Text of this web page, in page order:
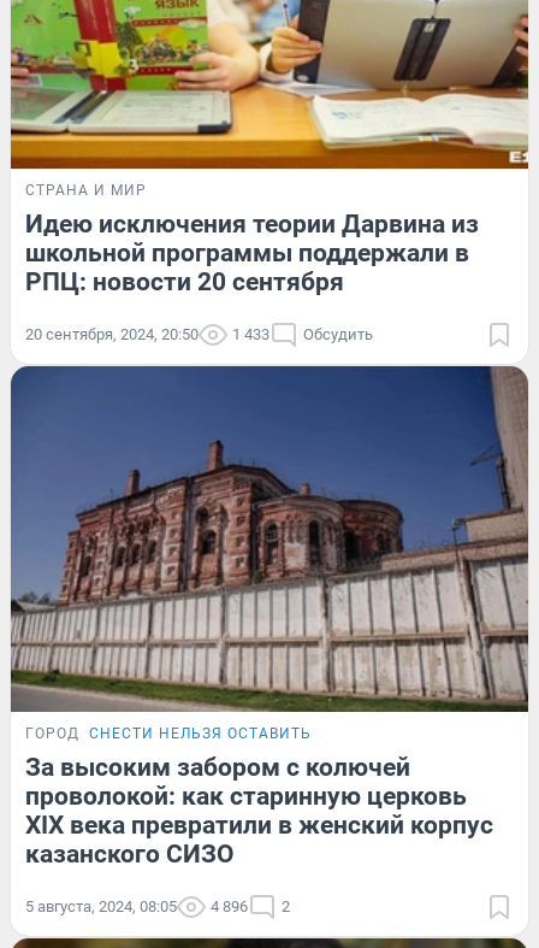
СТРАНА И МИР
Идею исключения теории Дарвина из
школьной программы поддержали в
РПЦ: новости 20 сентября
20 сентября, 2024, 20:50 1 433 Обсудить
ГОРОД СНЕСТИ НЕЛЬЗЯ ОСТАВИТЬ
За высоким забором с колючей
проволокой: как старинную церковь
XIX века превратили в женский корпус
казанского СИЗО
5 августа, 2024, 08:05 4 896 2